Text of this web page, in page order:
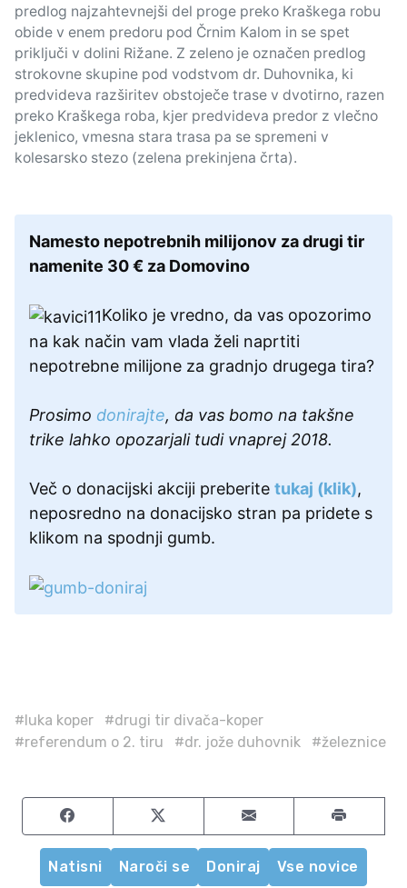
predlog najzahtevnejši del proge preko Kraškega robu
obide v enem predoru pod Črnim Kalom in se spet
priključi v dolini Rižane. Z zeleno je označen predlog
strokovne skupine pod vodstvom dr. Duhovnika, ki
predvideva razširitev obstoječe trase v dvotirno, razen
preko Kraškega roba, kjer predvideva predor z vlečno
jeklenico, vmesna stara trasa pa se spremeni v
kolesarsko stezo (zelena prekinjena črta).
Namesto nepotrebnih milijonov za drugi tir
namenite 30 € za Domovino
Koliko je vredno, da vas opozorimo
na kak način vam vlada želi naprtiti
nepotrebne milijone za gradnjo drugega tira?
Prosimo donirajte, da vas bomo na takšne
trike lahko opozarjali tudi vnaprej 2018.
Več o donacijski akciji preberite tukaj (klik),
neposredno na donacijsko stran pa pridete s
klikom na spodnji gumb.
#luka koper
#drugi tir divača-koper
#referendum o 2. tiru
#dr. jože duhovnik #železnice
Share on FacebookShare on TwitterShare by email
Natisni Naroči se Doniraj Vse novice